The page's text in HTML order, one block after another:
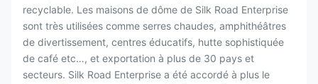
recyclable. Les maisons de dôme de Silk Road Enterprise
sont très utilisées comme serres chaudes, amphithéâtres
de divertissement, centres éducatifs, hutte sophistiquée
de café etc…, et exportation à plus de 30 pays et
secteurs. Silk Road Enterprise a été accordé à plus le